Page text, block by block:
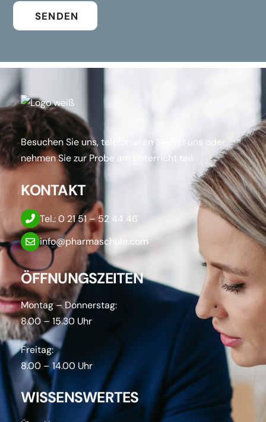
SENDEN
Besuchen Sie uns, telefonieren Sie mit uns oder
nehmen Sie zur Probe am Unterricht teil.
KONTAKT
Tel.: 0 21 51 – 52 44 46
info@pharmaschule.com
ÖFFNUNGSZEITEN
Montag – Donnerstag:
8.00 – 15.30 Uhr
Freitag:
8.00 – 14.00 Uhr
WISSENSWERTES